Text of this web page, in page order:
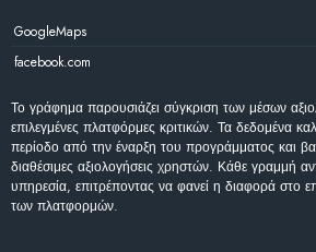
GoogleMaps
facebook.com
Το γράφημα παρουσιάζει σύγκριση των μέσων
επιλεγμένες πλατφόρμες κριτικών. Τα δεδομένα
περίοδο από την έναρξη του προγράμματος και
διαθέσιμες αξιολογήσεις χρηστών. Κάθε γραμμή
υπηρεσία, επιτρέποντας να φανεί η διαφορά στο
των πλατφορμών.